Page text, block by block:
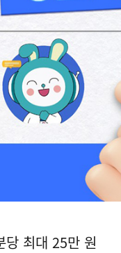
최대 25만 원